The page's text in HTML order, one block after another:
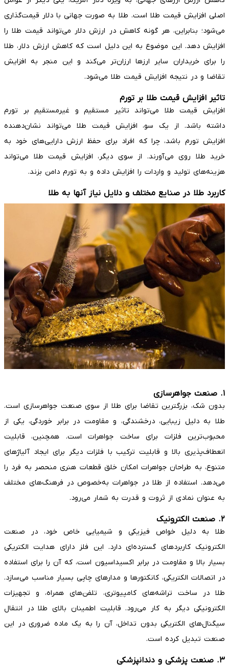
اصلی افزایش قیمت طلا است. طلا به صورت جهانی با دلار قیمت‌گذاری
می‌شود؛ بنابراین، هر گونه کاهش در ارزش دلار می‌تواند قیمت طلا را
افزایش دهد. این موضوع به این دلیل است که کاهش ارزش دلار، طلا
را برای خریداران سایر ارزها ارزان‌تر می‌کند و این منجر به افزایش
تقاضا و در نتیجه افزایش قیمت طلا می‌شود.
تاثیر افزایش قیمت طلا بر تورم
افزایش قیمت طلا می‌تواند تاثیر مستقیم و غیرمستقیم بر تورم
داشته باشد. از یک سو، افزایش قیمت طلا می‌تواند نشان‌دهنده
افزایش تورم باشد، چرا که افراد برای حفظ ارزش دارایی‌های خود به
خرید طلا روی می‌آورند. از سوی دیگر، افزایش قیمت طلا می‌تواند
هزینه‌های تولید و واردات را افزایش داده و به تورم دامن بزند.
کاربرد طلا در صنایع مختلف و دلایل نیاز آنها به طلا
۱. صنعت جواهرسازی
بدون شک، بزرگترین تقاضا برای طلا از سوی صنعت جواهرسازی است.
طلا به دلیل زیبایی، درخشندگی، و مقاومت در برابر خوردگی، یکی از
محبوب‌ترین فلزات برای ساخت جواهرات است. همچنین، قابلیت
انعطاف‌پذیری بالا و قابلیت ترکیب با فلزات دیگر برای ایجاد آلیاژهای
متنوع، به طراحان جواهرات امکان خلق قطعات هنری منحصر به فرد را
می‌دهد. استفاده از طلا در جواهرات به‌خصوص در فرهنگ‌های مختلف
به عنوان نمادی از ثروت و قدرت به شمار می‌رود.
۲. صنعت الکترونیک
طلا به دلیل خواص فیزیکی و شیمیایی خاص خود، در صنعت
الکترونیک کاربردهای گسترده‌ای دارد. این فلز دارای هدایت الکتریکی
بسیار بالا و مقاومت در برابر اکسیداسیون است، که آن را برای استفاده
در اتصالات الکتریکی، کانکتورها و مدارهای چاپی بسیار مناسب می‌سازد.
طلا در ساخت تراشه‌های کامپیوتری، تلفن‌های همراه، و تجهیزات
الکترونیکی دیگر به کار می‌رود. قابلیت اطمینان بالای طلا در انتقال
سیگنال‌های الکتریکی بدون تداخل، آن را به یک ماده ضروری در این
صنعت تبدیل کرده است.
۳. صنعت پزشکی و دندانپزشکی